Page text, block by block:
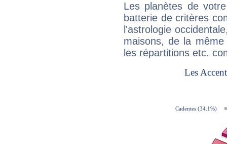
Les planètes de
batterie de critères
l'astrologie
maisons, de la
les répartitions etc.